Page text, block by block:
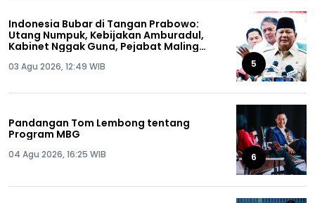
Indonesia Bubar di Tangan Prabowo:
Utang Numpuk, Kebijakan Amburadul,
Kabinet Nggak Guna, Pejabat Maling
03 Agu 2026, 12:49 WIB 5
Pandangan Tom Lembong tentang
Program MBG
04 Agu 2026, 16:25 WIB 6